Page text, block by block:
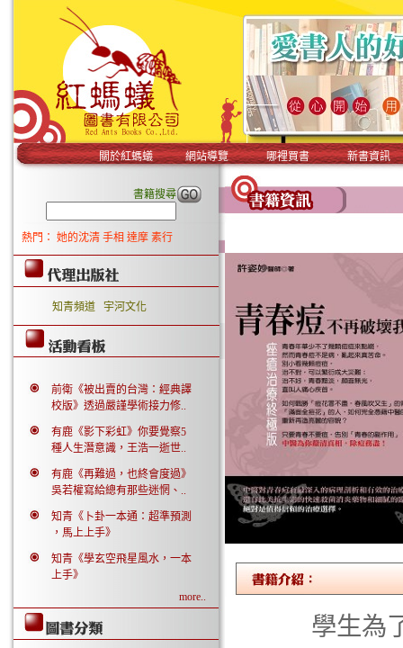
關於紅螞蟻 網站導覽 哪裡買書 新書資訊
書籍搜尋
熱門： 她的沈清 手相 達摩 素行
知青頻道 宇河文化
前衛《被出賣的台灣：經典譯
校版》透過嚴謹學術接力修..
有鹿《影下彩虹》你要覺察5
種人生潛意識，王浩一逝世..
有鹿《再難過，也終會度過》
吳若權寫給總有那些迷惘、..
知青《卜卦一本通：超準預測
，馬上上手》
知青《學玄空飛星風水，一本
上手》
more..
學生為